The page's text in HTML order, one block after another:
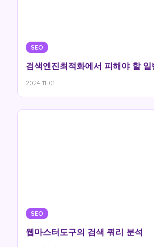
SEO
검색엔진최적화에서 피해야 할
2024-11-01
SEO
웹마스터도구의 검색 쿼리 분석